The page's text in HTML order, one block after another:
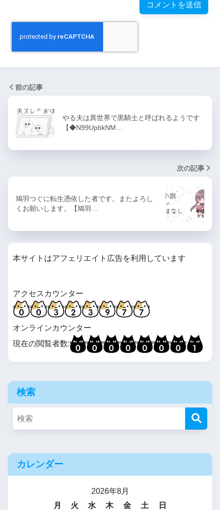
前の記事
やる夫は異世界で黒騎士と呼ばれるようです
【◆N99UpbkNM…
次の記事
鳩羽つぐに転生憑依した者です。またよろし
くお願いします。【鳩羽…
本サイトはアフェリエイト広告を利用しています
アクセスカウンター
オンラインカウンター
現在の閲覧者数:
検索
カレンダー
2026年8月
月
火 水 木 金 土
日